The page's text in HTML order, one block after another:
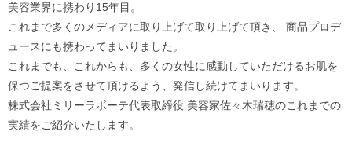
美容業界に携わり15年目。
これまで多くのメディアに取り上げて取り上げて頂き、 商品プロデ
ュースにも携わってまいりました。
これまでも、これからも、多くの女性に感動していただけるお肌を
保つご提案をさせて頂けるよう、発信し続けてまいります。
株式会社ミリーラボーテ代表取締役 美容家佐々木瑞穂のこれまでの
実績をご紹介いたします。